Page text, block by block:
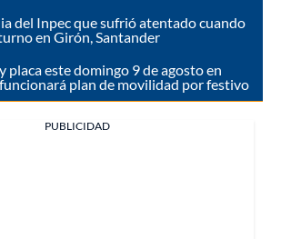
del Inpec que sufrió atentado cuando
en Girón, Santander
placa este domingo 9 de agosto en
plan de movilidad por festivo
PUBLICIDAD